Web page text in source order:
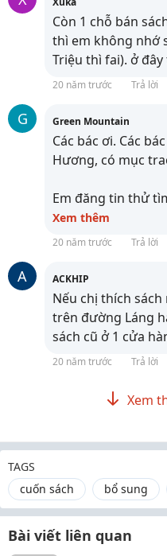
Còn 1 chỗ bán
thì em không nhớ
Triệu thì fai). ở
20 năm trước Trả lời
G Green Mountain
Các bác ơi. Các
Hương, có mục
Em đăng tin thử
Xem thêm
20 năm trước Trả lời
A ACKHIP
Nếu chị thích
trên đường Láng
sách cũ ở 1 cửa
20 năm trước Trả lời
Xem
TAGS
cuốn sách
bổ sung
Bài viết liên quan